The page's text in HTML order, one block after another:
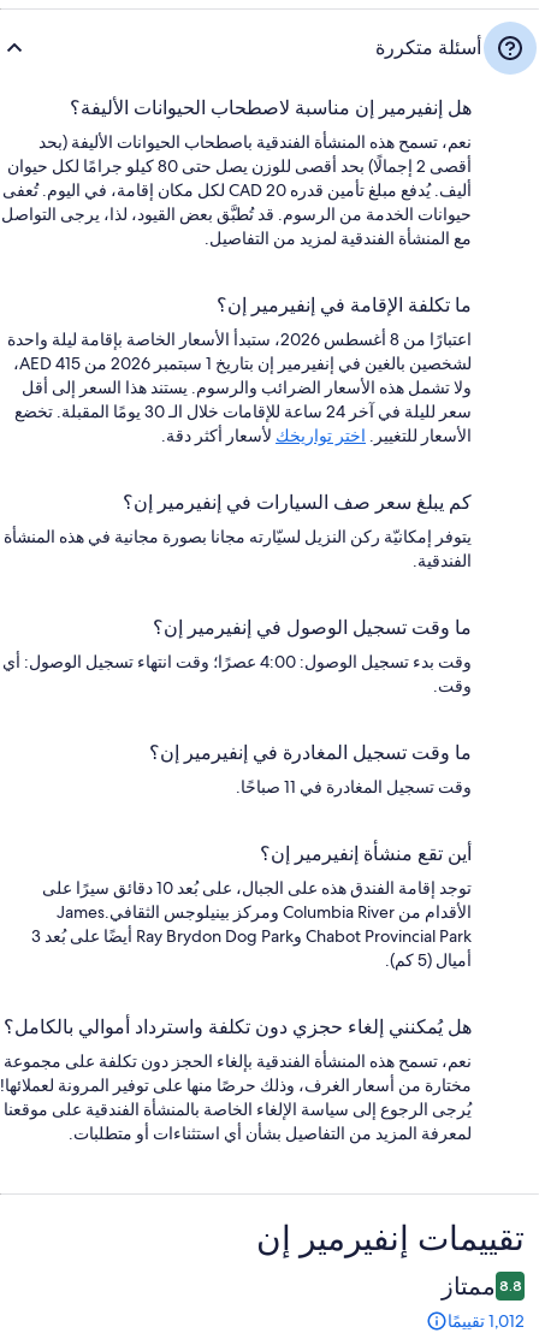
أسئلة متكررة
هل إنفيرمير إن مناسبة لاصطحاب الحيوانات الأليفة؟
نعم، تسمح هذه المنشأة الفندقية باصطحاب الحيوانات الأليفة (بحد
أقصى 2 إجمالًا) بحد أقصى للوزن يصل حتى 80 كيلو جرامًا لكل حيوان
أليف. يُدفع مبلغ تأمين قدره CAD 20 لكل مكان إقامة، في اليوم. تُعفى
حيوانات الخدمة من الرسوم. قد تُطبَّق بعض القيود، لذا، يرجى التواصل
مع المنشأة الفندقية لمزيد من التفاصيل.
ما تكلفة الإقامة في إنفيرمير إن؟
اعتبارًا من 8 أغسطس 2026، ستبدأ الأسعار الخاصة بإقامة ليلة واحدة
لشخصين بالغين في إنفيرمير إن بتاريخ 1 سبتمبر 2026 من AED 415،
ولا تشمل هذه الأسعار الضرائب والرسوم. يستند هذا السعر إلى أقل
سعر لليلة في آخر 24 ساعة للإقامات خلال الـ 30 يومًا المقبلة. تخضع
الأسعار للتغيير. اختر تواريخك لأسعار أكثر دقة.
كم يبلغ سعر صف السيارات في إنفيرمير إن؟
يتوفر إمكانيّة ركن النزيل لسيّارته مجانا بصورة مجانية في هذه المنشأة
الفندقية.
ما وقت تسجيل الوصول في إنفيرمير إن؟
وقت بدء تسجيل الوصول: 4:00 عصرًا؛ وقت انتهاء تسجيل الوصول: أي
وقت.
ما وقت تسجيل المغادرة في إنفيرمير إن؟
وقت تسجيل المغادرة في 11 صباحًا.
أين تقع منشأة إنفيرمير إن؟
توجد إقامة الفندق هذه على الجبال، على بُعد 10 دقائق سيرًا على
الأقدام من Columbia River ومركز بينيلوجس الثقافي.James
Chabot Provincial Park وRay Brydon Dog Park أيضًا على بُعد 3
أميال (5 كم).
هل يُمكنني إلغاء حجزي دون تكلفة واسترداد أموالي بالكامل؟
نعم، تسمح هذه المنشأة الفندقية بإلغاء الحجز دون تكلفة على مجموعة
مختارة من أسعار الغرف، وذلك حرصًا منها على توفير المرونة لعملائها!
يُرجى الرجوع إلى سياسة الإلغاء الخاصة بالمنشأة الفندقية على موقعنا
لمعرفة المزيد من التفاصيل بشأن أي استثناءات أو متطلبات.
التقييمات
تقييمات ⁦إنفيرمير إن⁩
8.8 ممتاز
1,012 تقييمًا